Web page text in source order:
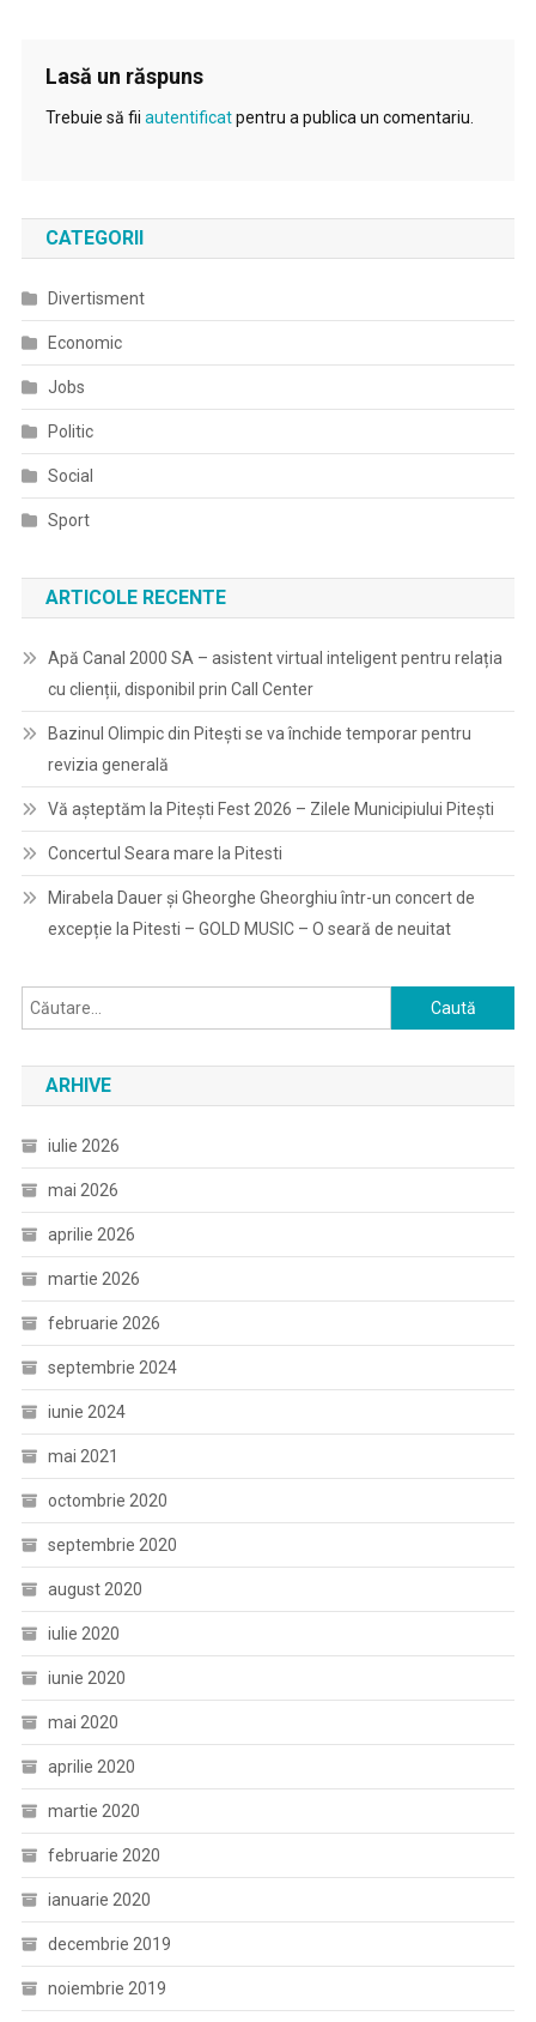
Lasă un răspuns
Trebuie să fii autentificatpentru a publica un comentariu.
CATEGORII
Divertisment
Economic
Jobs
Politic
Social
Sport
ARTICOLE RECENTE
Apă Canal 2000 SA – asistent virtual inteligent pentru relația
cu clienții, disponibil prin Call Center
Bazinul Olimpic din Pitești se va închide temporar pentru
revizia generală
Vă așteptăm la Pitești Fest 2026 – Zilele Municipiului Pitești
Concertul Seara mare la Pitesti
Mirabela Dauer și Gheorghe Gheorghiu într-un concert de
excepție la Pitesti – GOLD MUSIC – O seară de neuitat
Caută
după:
ARHIVE
iulie 2026
mai 2026
aprilie 2026
martie 2026
februarie 2026
septembrie 2024
iunie 2024
mai 2021
octombrie 2020
septembrie 2020
august 2020
iulie 2020
iunie 2020
mai 2020
aprilie 2020
martie 2020
februarie 2020
ianuarie 2020
decembrie 2019
noiembrie 2019